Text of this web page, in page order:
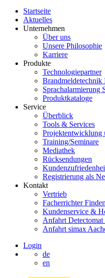
Startseite
Aktuelles
Unternehmen
Über uns
Unsere Philosophie
Karriere
Produkte
Technologiepartner
Sprachalarmierung
Produktkataloge
Service
Überblick
Tools & Services
Projektentwicklung
Training/Seminare
Mediathek
Rücksendungen
Registrierung als
Kontakt
Vertrieb
Facherrichter Finden
Kundenservice &
Anfahrt
Anfahrt simax
Login
de
en